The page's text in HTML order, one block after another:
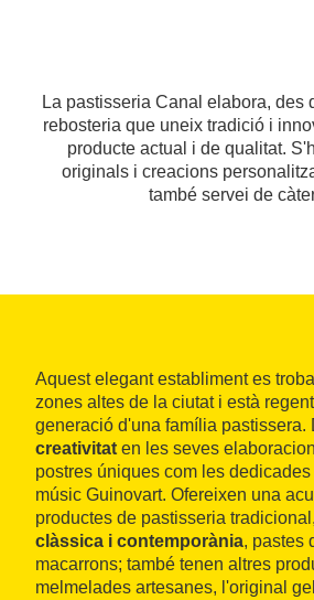
La pastisseria Canal elabora, des
rebosteria que uneix tradició i
producte actual i de qualitat.
originals i creacions
també servei de
Aquest elegant establiment es
zones altes de la ciutat i està
generació d'una família pastissera.
creativitat en les seves
postres úniques com les
músic Guinovart. Ofereixen una
productes de pastisseria tradicional,
clàssica i contemporània, pastes
macarrons; també tenen altres
melmelades artesanes, l'original